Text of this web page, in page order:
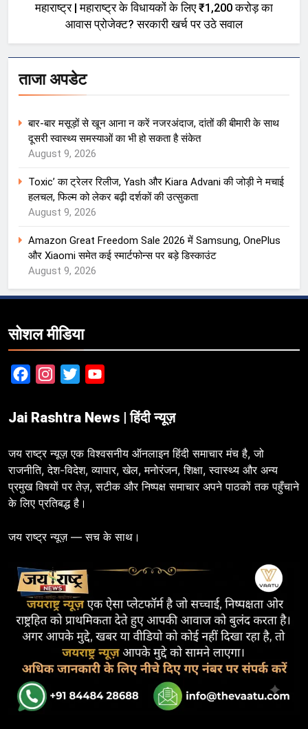
महाराष्ट्र | महाराष्ट्र के विधायकों के लिए ₹1,200 करोड़ का
आवास प्रोजेक्ट? सरकारी खर्च पर उठे सवाल
ताजा अपडेट
बार-बार मसूड़ों से खून आना न करें नजरअंदाज, दांतों की बीमारी के साथ
दूसरी स्वास्थ्य समस्याओं का भी हो सकता है संकेत
August 9, 2026
Toxic’ का ट्रेलर रिलीज, Yash और Kiara Advani की जोड़ी ने मचाई
हलचल, फिल्म को लेकर बढ़ी दर्शकों की उत्सुकता
August 9, 2026
Amazon Great Freedom Sale 2026 में Samsung, OnePlus
और Xiaomi समेत कई स्मार्टफोन्स पर बड़े डिस्काउंट
August 9, 2026
सोशल मीडिया
FacebookInstagram
Twitter
Jai Rashtra News | हिंदी न्यूज़
जय राष्ट्र न्यूज़ एक विश्वसनीय ऑनलाइन हिंदी समाचार मंच है, जो
राजनीति, देश-विदेश, व्यापार, खेल, मनोरंजन, शिक्षा, स्वास्थ्य और अन्य
प्रमुख विषयों पर तेज़, सटीक और निष्पक्ष समाचार अपने पाठकों तक पहुँचाने
के लिए प्रतिबद्ध है।
जय राष्ट्र न्यूज़ — सच के साथ।